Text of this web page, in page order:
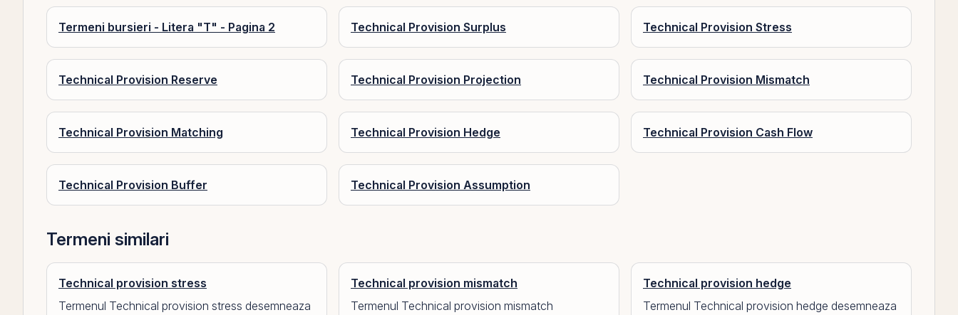
Termeni bursieri - Litera "T" - Pagina 2 Technical Provision Surplus Technical Provision Stress
Technical Provision Reserve Technical Provision Projection Technical Provision Mismatch
Technical Provision Matching Technical Provision Hedge Technical Provision Cash Flow
Technical Provision Buffer Technical Provision Assumption
Termeni similari
Technical provision stress
Termenul Technical provision stress desemneaza
Technical provision mismatch
Termenul Technical provision mismatch
Technical provision hedge
Termenul Technical provision hedge desemneaza